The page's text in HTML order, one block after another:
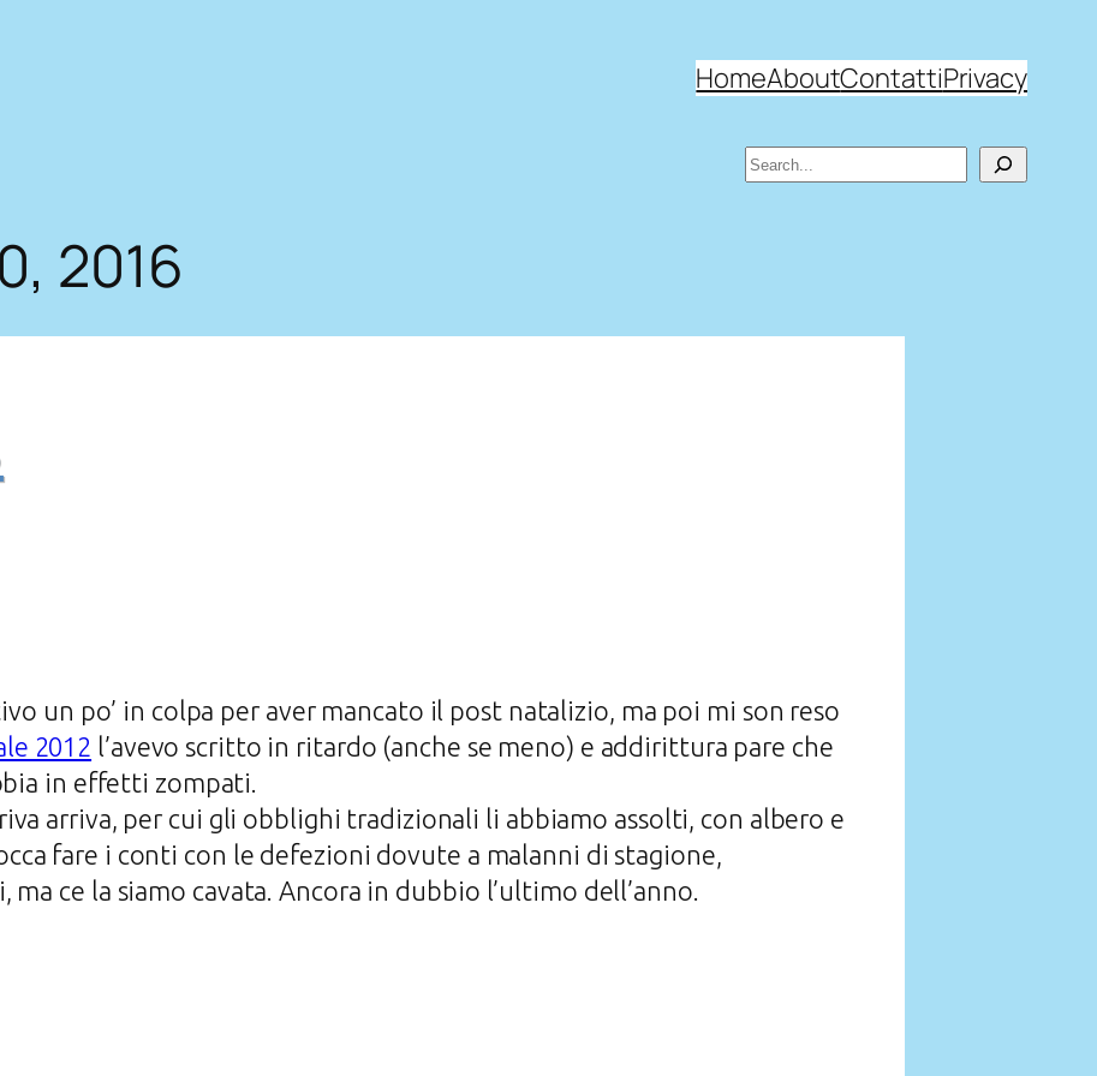
HomeAboutContattiPrivacy
Search
2016
un po’ in colpa per aver mancato il post natalizio, ma poi mi son reso
2012 l’avevo scritto in ritardo (anche se meno) e addirittura pare che
in effetti zompati.
arriva, per cui gli obblighi tradizionali li abbiamo assolti, con albero e
fare i conti con le defezioni dovute a malanni di stagione,
ce la siamo cavata. Ancora in dubbio l’ultimo dell’anno.